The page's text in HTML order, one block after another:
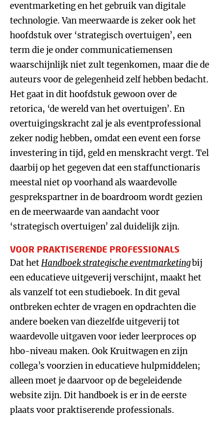
eventmarketing en het gebruik van digitale
technologie. Van meerwaarde is zeker ook het
hoofdstuk over ‘strategisch overtuigen’, een
term die je onder communicatiemensen
waarschijnlijk niet zult tegenkomen, maar die de
auteurs voor de gelegenheid zelf hebben bedacht.
Het gaat in dit hoofdstuk gewoon over de
retorica, ‘de wereld van het overtuigen’. En
overtuigingskracht zal je als eventprofessional
zeker nodig hebben, omdat een event een forse
investering in tijd, geld en menskracht vergt. Tel
daarbij op het gegeven dat een staffunctionaris
meestal niet op voorhand als waardevolle
gesprekspartner in de boardroom wordt gezien
en de meerwaarde van aandacht voor
‘strategisch overtuigen’ zal duidelijk zijn.
VOOR PRAKTISERENDE PROFESSIONALS
Dat hetHandboek strategische eventmarketingbij
een educatieve uitgeverij verschijnt, maakt het
als vanzelf tot een studieboek. In dit geval
ontbreken echter de vragen en opdrachten die
andere boeken van diezelfde uitgeverij tot
waardevolle uitgaven voor ieder leerproces op
hbo-niveau maken. Ook Kruitwagen en zijn
collega’s voorzien in educatieve hulpmiddelen;
alleen moet je daarvoor op de begeleidende
website zijn. Dit handboek is er in de eerste
plaats voor praktiserende professionals.